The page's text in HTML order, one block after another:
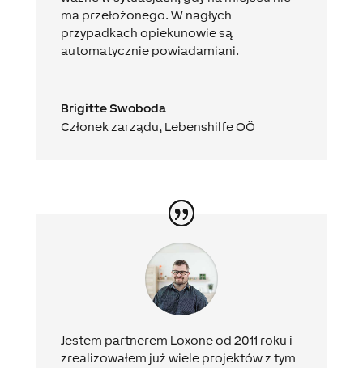
ma przełożonego. W nagłych
przypadkach opiekunowie są
automatycznie powiadamiani.
Brigitte Swoboda
Członek zarządu, Lebenshilfe OÖ
Jestem partnerem Loxone od 2011 roku i
zrealizowałem już wiele projektów z tym